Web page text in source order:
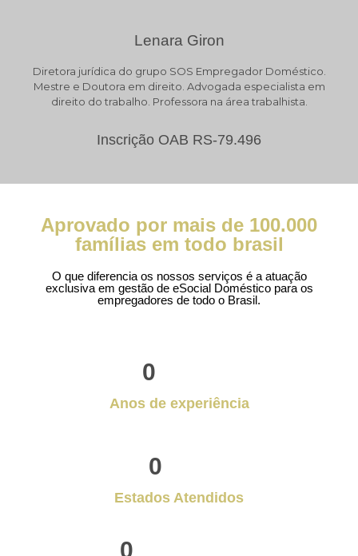
Lenara Giron
Diretora jurídica do grupo SOS Empregador Doméstico.
Mestre e Doutora em direito. Advogada especialista em
direito do trabalho. Professora na área trabalhista.
Inscrição OAB RS-79.496
Aprovado por mais de 100.000
famílias em todo brasil
O que diferencia os nossos serviços é a atuação
exclusiva em gestão de eSocial Doméstico para os
empregadores de todo o Brasil.
0
Anos de experiência
0
Estados Atendidos
0